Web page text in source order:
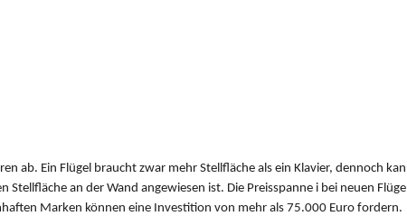
ab. Ein Flügel braucht zwar mehr Stellfläche als ein Klavier, dennoch
an der Wand angewiesen ist. Die Preisspanne i bei neuen
Marken können eine Investition von mehr als 75.000 Euro fordern.